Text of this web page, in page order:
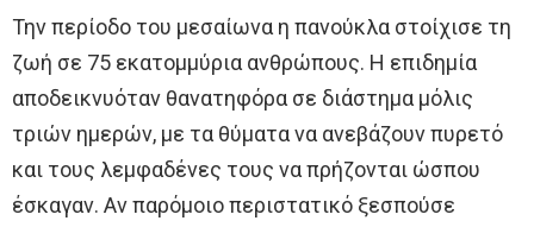
Την περίοδο του μεσαίωνα η πανούκλα στοίχισε τη
ζωή σε 75 εκατομμύρια ανθρώπους. Η επιδημία
αποδεικνυόταν θανατηφόρα σε διάστημα μόλις
τριών ημερών, με τα θύματα να ανεβάζουν πυρετό
και τους λεμφαδένες τους να πρήζονται ώσπου
έσκαγαν. Αν παρόμοιο περιστατικό ξεσπούσε